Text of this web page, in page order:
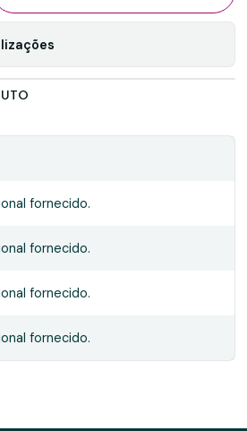
fornecido.
fornecido.
fornecido.
fornecido.